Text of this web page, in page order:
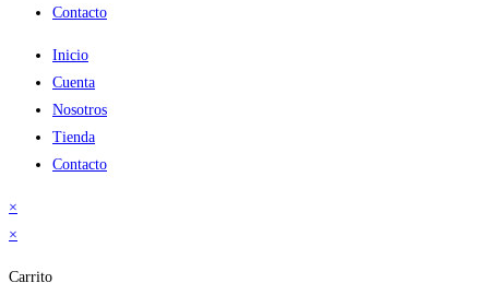
Contacto
Inicio
Cuenta
Nosotros
Tienda
Contacto
×
×
Carrito